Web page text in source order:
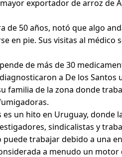
exportador de arroz de
de 50 años, notó que algo
en pie. Sus visitas al
de más de 30
a De los
familia de la zona donde
es un hito en Uruguay,
sindicalistas y
puede trabajar debido a una
a menudo un